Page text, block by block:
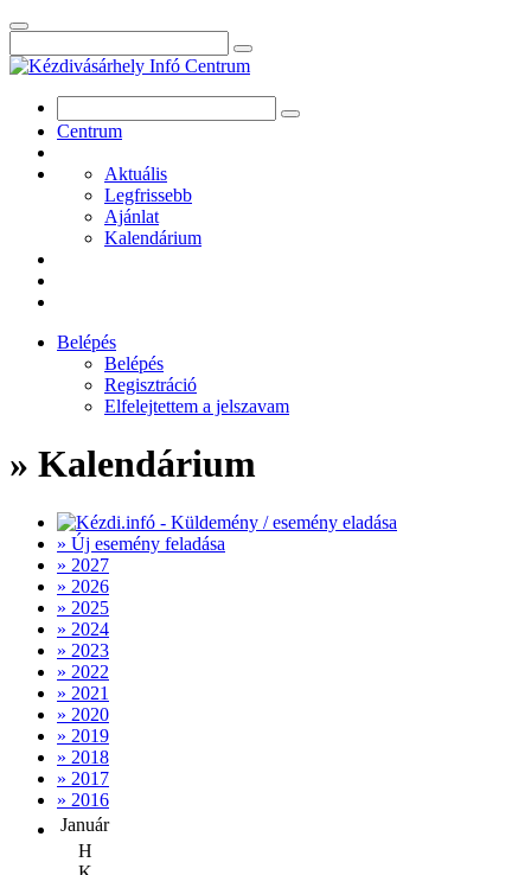
Centrum
Aktuális
Legfrissebb
Ajánlat
Kalendárium
Belépés
Belépés
Regisztráció
Elfelejtettem a jelszavam
» Kalendárium
» Új esemény feladása
» 2027
» 2026
» 2025
» 2024
» 2023
» 2022
» 2021
» 2020
» 2019
» 2018
» 2017
» 2016
Január
H